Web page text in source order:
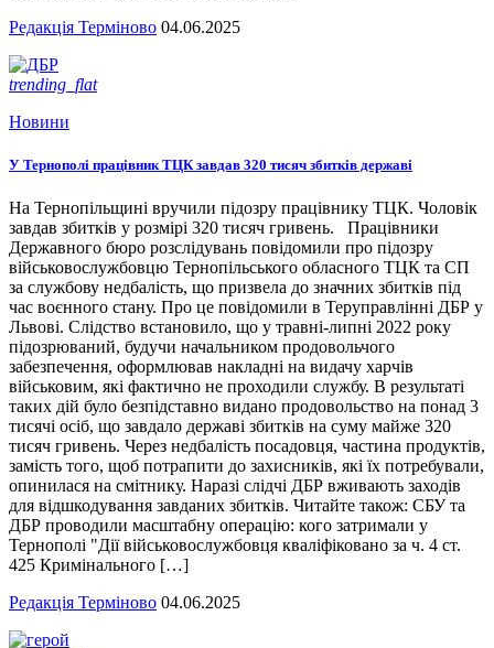
Редакція Терміново 04.06.2025
trending_flat
Новини
У Тернополі працівник ТЦК завдав 320 тисяч збитків державі
На Тернопільщині вручили підозру працівнику ТЦК. Чоловік
завдав збитків у розмірі 320 тисяч гривень. Працівники
Державного бюро розслідувань повідомили про підозру
військовослужбовцю Тернопільського обласного ТЦК та СП
за службову недбалість, що призвела до значних збитків під
час воєнного стану. Про це повідомили в Теруправлінні ДБР у
Львові. Слідство встановило, що у травні-липні 2022 року
підозрюваний, будучи начальником продовольчого
забезпечення, оформлював накладні на видачу харчів
військовим, які фактично не проходили службу. В результаті
таких дій було безпідставно видано продовольство на понад 3
тисячі осіб, що завдало державі збитків на суму майже 320
тисяч гривень. Через недбалість посадовця, частина продуктів,
замість того, щоб потрапити до захисників, які їх потребували,
опинилася на смітнику. Наразі слідчі ДБР вживають заходів
для відшкодування завданих збитків. Читайте також: СБУ та
ДБР проводили масштабну операцію: кого затримали у
Тернополі "Дії військовослужбовця кваліфіковано за ч. 4 ст.
425 Кримінального […]
Редакція Терміново 04.06.2025